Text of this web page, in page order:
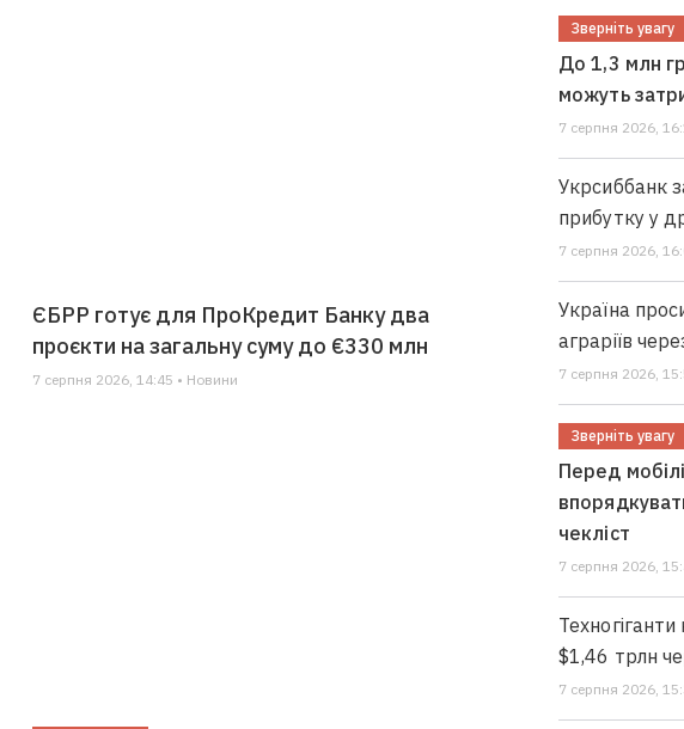
ЄБРР готує для ПроКредит Банку два
проєкти на загальну суму до €330 млн
7 серпня 2026, 14:45 • Новини
Зверніть увагу
До 1,3 млн
можуть
7 серпня 2026,
Укрсиббанк
прибутку у
7 серпня 2026,
Україна
аграріїв
7 серпня 2026,
Зверніть увагу
Перед
чекліст
7 серпня 2026,
$1,46 трлн
7 серпня 2026,